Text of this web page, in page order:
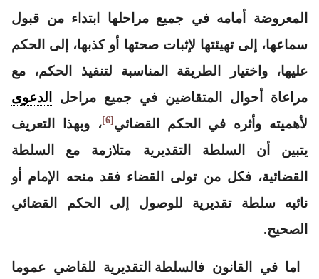
المعروضة أمامه في جميع مراحلها ابتداء من قبول
سماعها، إلى تهيئتها لإثبات صحتها أو كذبها، إلى الحكم
عليها، واختيار الطريقة المناسبة لتنفيذ الحكم، مع
مراعاة أحوال المتقاضين في جميع مراحل
الدعوى
لأهميته وأثره في الحكم القضائي [6]
، وبهذا التعريف
يتبين أن السلطة التقديرية متلازمة مع السلطة
القضائية، فكل من تولى القضاء فقد منحه الإمام أو
نائبه سلطة تقديرية للوصول إلى الحكم القضائي
الصحيح.
اما في القانون فالسلطة التقديرية للقاضي عموما